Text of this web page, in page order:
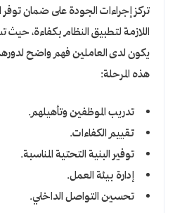
تركز إجراءات الجودة على ضمان توفر
اللازمة لتطبيق النظام بكفاءة،
يكون لدى العاملين فهم واضح
هذه المرحلة:
تدريب الموظفين وتأهيلهم.
تقييم الكفاءات.
توفير البنية التحتية المناسبة.
إدارة بيئة العمل.
تحسين التواصل الداخلي.